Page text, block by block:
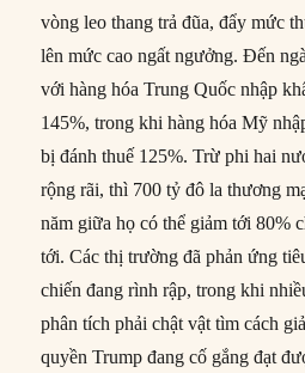
vòng leo thang trả đũa, đẩy mức
lên mức cao ngất ngưởng. Đến
với hàng hóa Trung Quốc nhập
145%, trong khi hàng hóa Mỹ
bị đánh thuế 125%. Trừ phi hai
rộng rãi, thì 700 tỷ đô la thương
năm giữa họ có thể giảm tới 80%
tới. Các thị trường đã phản ứng
chiến đang rình rập, trong khi
phân tích phải chật vật tìm cách
quyền Trump đang cố gắng đạt